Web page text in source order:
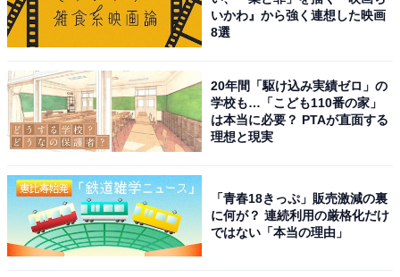
いかわ』から強く連想した映画
8選
20年間「駆け込み実績ゼロ」の
学校も…「こども110番の家」
は本当に必要？ PTAが直面する
理想と現実
「青春18きっぷ」販売激減の裏
に何が？ 連続利用の厳格化だけ
ではない「本当の理由」